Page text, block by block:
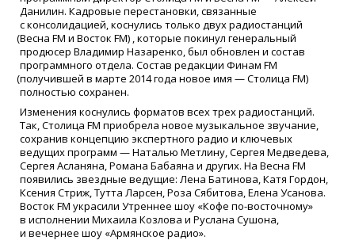
Данилин. Кадровые перестановки, связанные
с консолидацией, коснулись только двух радиостанций
(Весна FM и Восток FM) , которые покинул генеральный
продюсер Владимир Назаренко, был обновлен и состав
программного отдела. Состав редакции Финам FM
(получившей в марте 2014 года новое имя — Столица FM)
полностью сохранен.
Изменения коснулись форматов всех трех радиостанций.
Так, Столица FM приобрела новое музыкальное звучание,
сохранив концепцию экспертного радио и ключевых
ведущих программ — Наталью Метлину, Сергея Медведева,
Сергея Асланяна, Романа Бабаяна и других. На Весна FM
появились звездные ведущие: Лена Батинова, Катя Гордон,
Ксения Стриж, Тутта Ларсен, Роза Сябитова, Елена Усанова.
Восток FM украсили Утреннее шоу «Кофе по-восточному»
в исполнении Михаила Козлова и Руслана Сушона,
и вечернее шоу «Армянское радио».